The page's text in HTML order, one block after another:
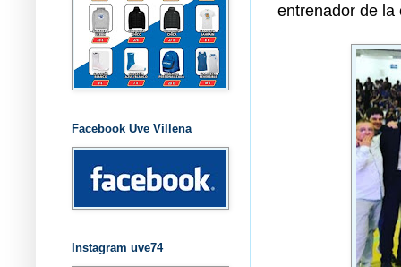
entrenador de
Facebook Uve Villena
Instagram uve74